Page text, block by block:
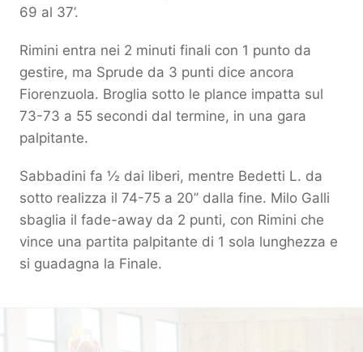
69 al 37’.
Rimini entra nei 2 minuti finali con 1 punto da
gestire, ma Sprude da 3 punti dice ancora
Fiorenzuola. Broglia sotto le plance impatta sul
73-73 a 55 secondi dal termine, in una gara
palpitante.
Sabbadini fa ½ dai liberi, mentre Bedetti L. da
sotto realizza il 74-75 a 20’’ dalla fine. Milo Galli
sbaglia il fade-away da 2 punti, con Rimini che
vince una partita palpitante di 1 sola lunghezza e
si guadagna la Finale.